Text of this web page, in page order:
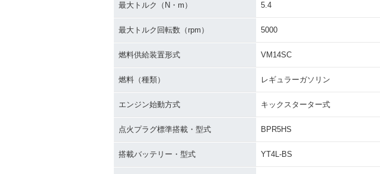
最大トルク（N・m） 5.4
最大トルク回転数（rpm） 5000
燃料供給装置形式 VM14SC
燃料（種類） レギュラーガソリン
エンジン始動方式 キックスターター式
点火プラグ標準搭載・型式 BPR5HS
搭載バッテリー・型式 YT4L-BS